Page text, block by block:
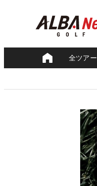
全ツアー